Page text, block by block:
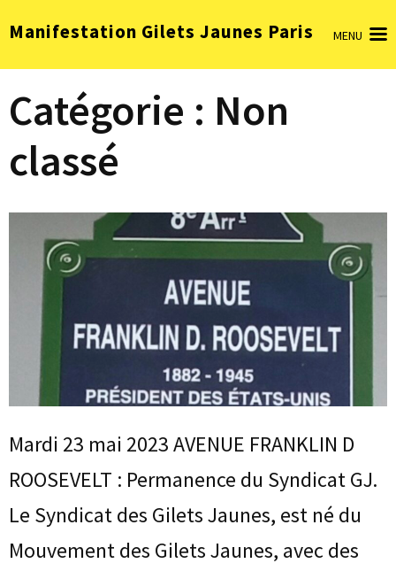
au
(Pressez
Entrée)
Manifestation Gilets Jaunes Paris MENU
Catégorie : Non
classé
Mardi 23 mai 2023 AVENUE FRANKLIN D
ROOSEVELT : Permanence du Syndicat GJ.
Le Syndicat des Gilets Jaunes, est né du
Mouvement des Gilets Jaunes, avec des